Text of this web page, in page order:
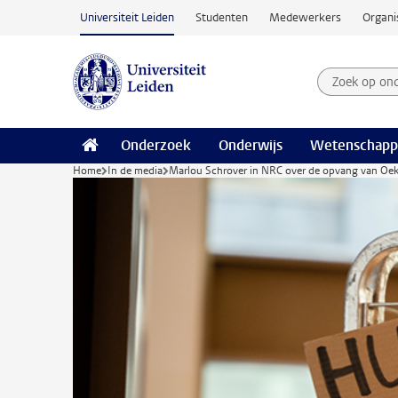
Ga naar hoofdinhoud
Universiteit Leiden Studenten Medewerkers
Zoek op
Zoekterm
Onderzoek Onderwijs
Home In de media Marlou Schrover in NRC over de opvang van